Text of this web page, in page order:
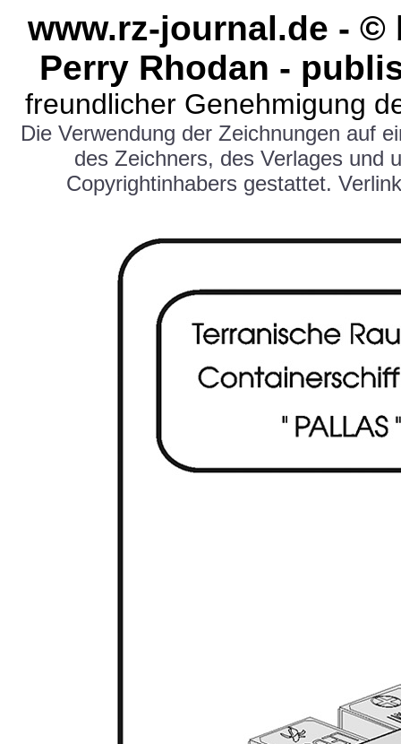
www.rz-journal.de - ©
Perry Rhodan -
freundlicher Genehmigung
Die Verwendung der Zeichnungen auf
des Zeichners, des Verlages und
Copyrightinhabers gestattet.